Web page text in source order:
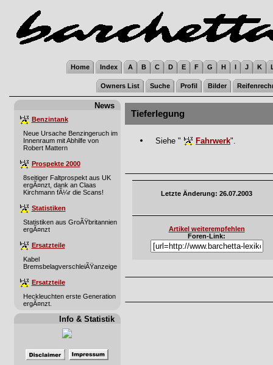
Home Index A B C D E F G H I J K
Owners List Suche Profil Bilder
News
Benzintank
Neue Ursache Benzingeruch im
Innenraum mit Abhilfe von
Robert Mattern
Prospekte 2000
8seitiger Faltprospekt aus UK
ergÃ¤nzt, dank an Claas
Kirchmann fÃ¼r die Scans!
Statistiken
Statistiken aus GroÃŸbritannien
ergÃ¤nzt
Ersatzteile
Kabel
BremsbelagverschleiÃŸanzeige
Ersatzteile
Heckleuchten erste Generation
ergÃ¤nzt.
Info & Statistik
Tieferlegung
Siehe " Fahrwerk".
Letzte Änderung: 26.07.2003
Artikel weiterempfehlen
Foren-Link: